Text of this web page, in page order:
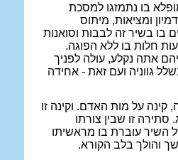
בו נתמזגו למסכת
ומציאות, מיתוס
בו בשיר זה לבבות וסואנות
חלות בו ללא הפוגה.
אתה נקלע, עולה לפניך
גווניה ועם זאת - אחידה
קינה על מות האדם. וקינה זו
זו שבין צורתו
השיר עוברת בו מראשיתו
והולך בלב הקורא.